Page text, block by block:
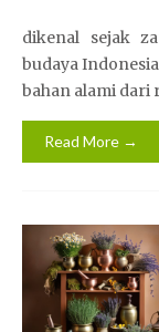
dikenal sejak
budaya
bahan alami dari
Read More →